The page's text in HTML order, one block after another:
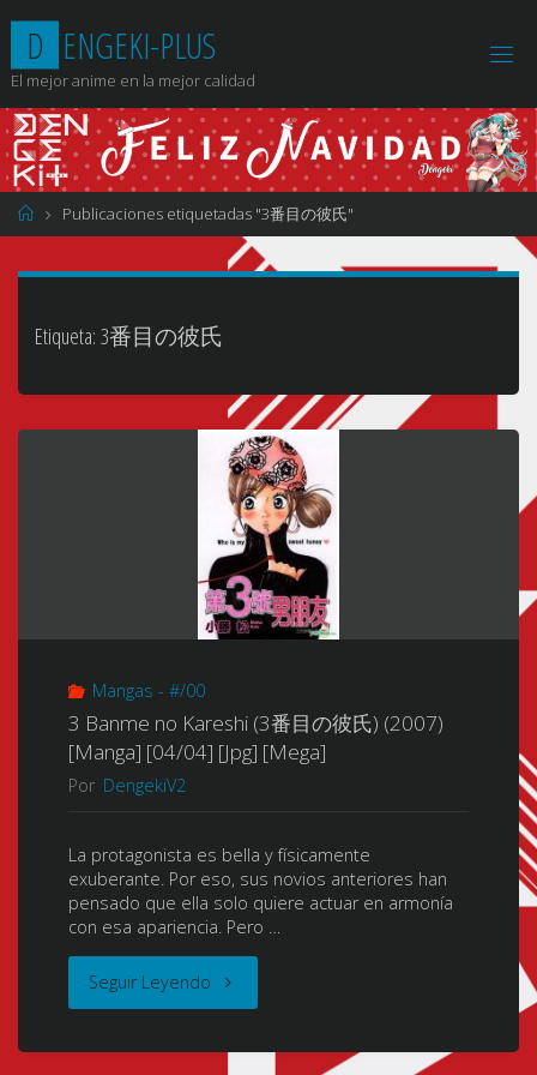
contenido
D ENGEKI-PLUS
El mejor anime en la mejor calidad
Página
de
Publicaciones etiquetadas "3番目の彼氏"
Etiqueta: 3番目の彼氏
Mangas - #/00
3 Banme no Kareshi (3番目の彼氏) (2007)
[Manga] [04/04] [Jpg] [Mega]
Por DengekiV2
La protagonista es bella y físicamente
exuberante. Por eso, sus novios anteriores han
pensado que ella solo quiere actuar en armonía
con esa apariencia. Pero …
Seguir Leyendo "3